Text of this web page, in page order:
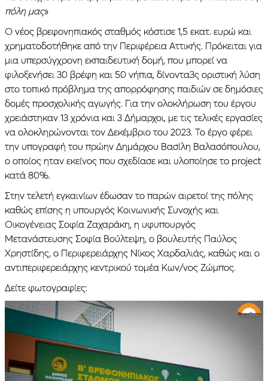
πόλη μας»
Ο νέος βρεφονηπιακός σταθμός κόστισε 1,5 εκατ. ευρώ και
χρηματοδοτήθηκε από την Περιφέρεια Αττικής. Πρόκειται για
μια υπερσύγχρονη εκπαιδευτική δομή, που μπορεί να
φιλοξενήσει 30 βρέφη και 50 νήπια, δίνοντα3ς οριστική λύση
στο τοπικό πρόβλημα της απορρόφησης παιδιών σε δημόσιες
δομές προσχολικής αγωγής. Για την ολοκλήρωση του έργου
χρειάστηκαν 13 χρόνια και 3 Δήμαρχοι, με τις τελικές εργασίες
να ολοκληρώνονται τον Δεκέμβριο του 2023. Το έργο φέρει
την υπογραφή του πρώην Δημάρχου Βασίλη Βαλασόπουλου,
ο οποίος ηταν εκείνος που σχεδίασε και υλοποίησε τo project
κατά 80%.
Στην τελετή εγκαινίων έδωσαν το παρών αιρετοί της πόλης
καθώς επίσης η υπουργός Κοινωνικής Συνοχής και
Οικογένειας Σοφία Ζαχαράκη, η υφυπουργός
Μετανάστευσης Σοφία Βούλτεψη, ο βουλευτής Παύλος
Χρηστίδης, ο Περιφερειάρχης Νίκος Χαρδαλιάς, καθώς και ο
αντιπεριφερειάρχης κεντρικού τομέα Κων/νος Ζώμπος.
Δείτε φωτογραφίες: